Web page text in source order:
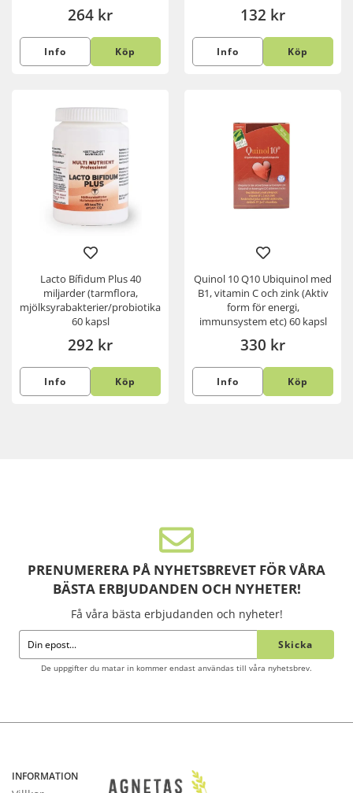
264 kr
Info Köp
132 kr
Info Köp
Lacto Bífidum Plus 40
miljarder (tarmflora,
mjölksyrabakterier/probiotika)
60 kapsl
292 kr
Info Köp
Quinol 10 Q10 Ubiquinol med
B1, vitamin C och zink (Aktiv
form för energi,
immunsystem etc) 60 kapsl
330 kr
Info Köp
PRENUMERERA PÅ NYHETSBREVET FÖR VÅRA
BÄSTA ERBJUDANDEN OCH NYHETER!
Få våra bästa erbjudanden och nyheter!
Skicka
De uppgifter du matar in kommer endast användas till våra nyhetsbrev.
INFORMATION